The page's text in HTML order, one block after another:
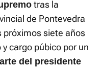
tras la
de Pontevedra
próximos siete años
cargo púbico por un
del presidente